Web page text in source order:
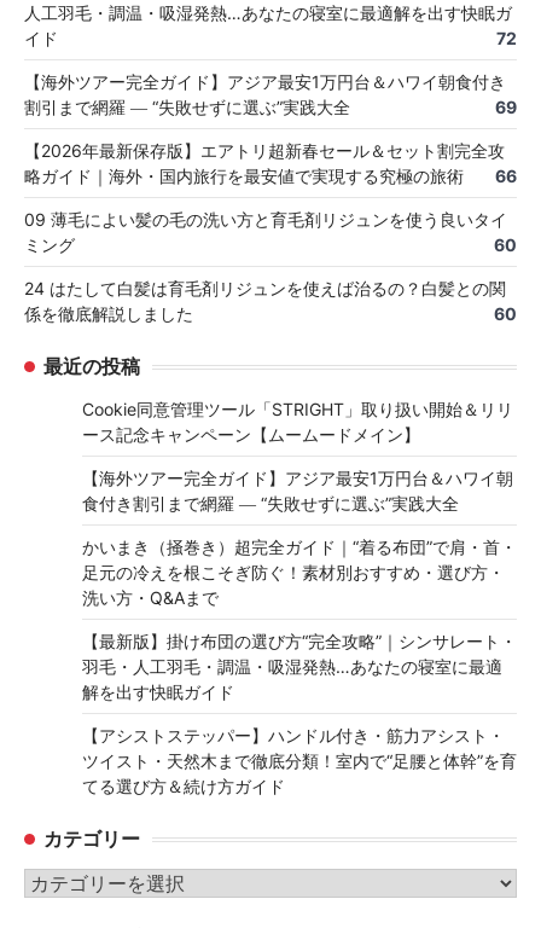
人工羽毛・調温・吸湿発熱…あなたの寝室に最適解を出す快眠ガ
イド
72
【海外ツアー完全ガイド】アジア最安1万円台＆ハワイ朝食付き
割引まで網羅 ― “失敗せずに選ぶ”実践大全
69
【2026年最新保存版】エアトリ超新春セール＆セット割完全攻
略ガイド｜海外・国内旅行を最安値で実現する究極の旅術
66
09 薄毛によい髪の毛の洗い方と育毛剤リジュンを使う良いタイ
ミング
60
24 はたして白髪は育毛剤リジュンを使えば治るの？白髪との関
係を徹底解説しました
60
最近の投稿
Cookie同意管理ツール「STRIGHT」取り扱い開始＆リリ
ース記念キャンペーン【ムームードメイン】
【海外ツアー完全ガイド】アジア最安1万円台＆ハワイ朝
食付き割引まで網羅 ― “失敗せずに選ぶ”実践大全
かいまき（掻巻き）超完全ガイド｜“着る布団”で肩・首・
足元の冷えを根こそぎ防ぐ！素材別おすすめ・選び方・
洗い方・Q&Aまで
【最新版】掛け布団の選び方“完全攻略”｜シンサレート・
羽毛・人工羽毛・調温・吸湿発熱…あなたの寝室に最適
解を出す快眠ガイド
【アシストステッパー】ハンドル付き・筋力アシスト・
ツイスト・天然木まで徹底分類！室内で“足腰と体幹”を育
てる選び方＆続け方ガイド
カテゴリー
カ